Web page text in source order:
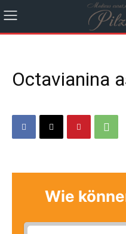
Octavianina
Wie